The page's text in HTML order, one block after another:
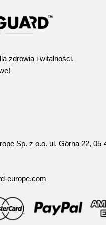
zdrowia i witalności.
Sp. z o.o. ul. Górna 22, 05-
europe.com